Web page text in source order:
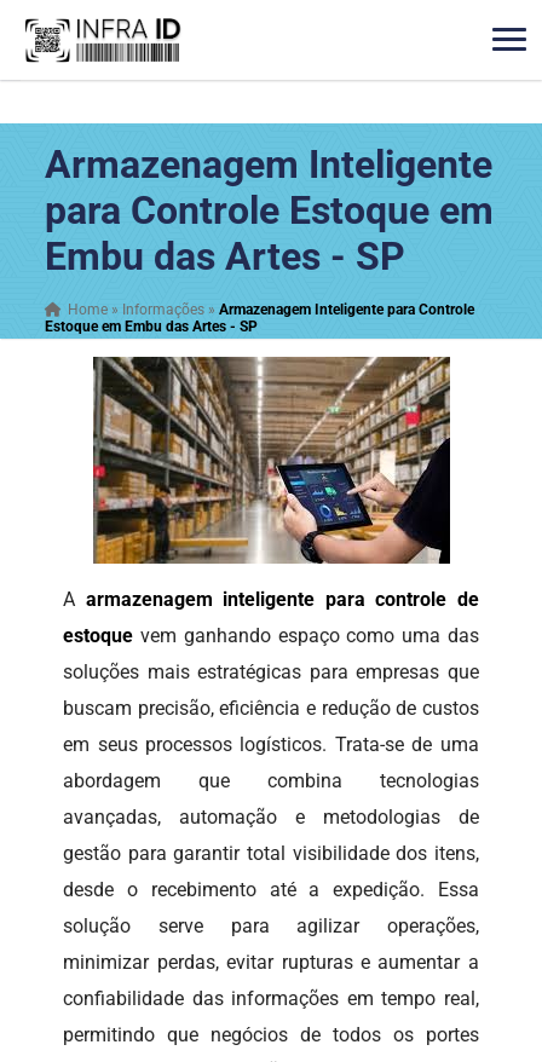
Armazenagem Inteligente
para Controle Estoque em
Embu das Artes - SP
Home » Informações »Armazenagem Inteligente para Controle
Estoque em Embu das Artes - SP
A armazenagem inteligente para controle de
estoque vem ganhando espaço como uma das
soluções mais estratégicas para empresas que
buscam precisão, eficiência e redução de custos
em seus processos logísticos. Trata-se de uma
abordagem que combina tecnologias
avançadas, automação e metodologias de
gestão para garantir total visibilidade dos itens,
desde o recebimento até a expedição. Essa
solução serve para agilizar operações,
minimizar perdas, evitar rupturas e aumentar a
confiabilidade das informações em tempo real,
permitindo que negócios de todos os portes